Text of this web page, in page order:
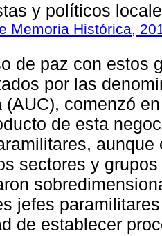
y políticos
Memoria Histórica,
de paz con estos
por las
(AUC), comenzó
de esta
sectores y
jefes
de establecer